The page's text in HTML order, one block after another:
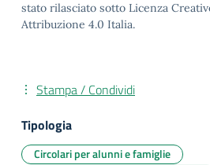
stato rilasciato sotto Licenza
Attribuzione 4.0 Italia.
Stampa / Condividi
Tipologia
Circolari per alunni e famiglie